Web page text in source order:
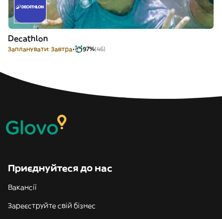
Decathlon
Запланувати: Завтра 97%(46)
Приєднуйтеся до нас
Вакансії
Зареєструйте свій бізнес